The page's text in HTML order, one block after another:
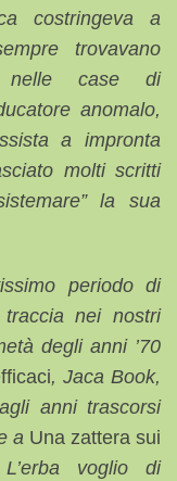
costringeva a
trovavano
nelle case di
anomalo,
a impronta
molti scritti
la sua
periodo di
nei nostri
degli anni ’70
, Jaca Book,
anni trascorsi
a Una zattera sui
voglio di